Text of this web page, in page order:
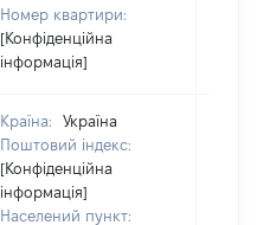
Номер квартири:
[Конфіденційна
інформація]
Країна:
Україна
Поштовий індекс:
[Конфіденційна
інформація]
Населений пункт: